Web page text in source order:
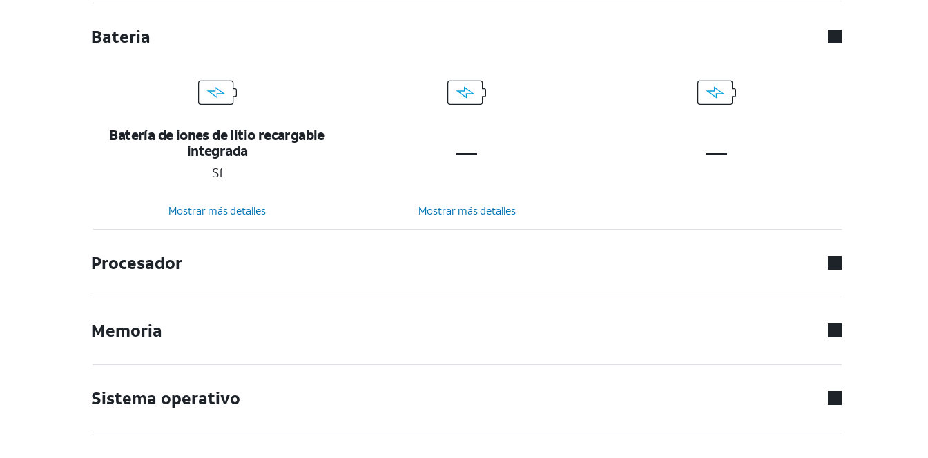
Bateria
Batería de iones de litio recargable
integrada
Sí
Mostrar más detalles Mostrar más detalles
Procesador
Memoria
Sistema operativo